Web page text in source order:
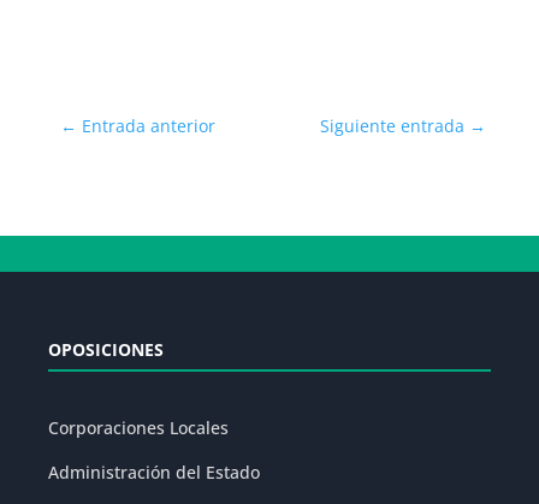
← Entrada anterior Siguiente entrada →
OPOSICIONES
Corporaciones Locales
Administración del Estado